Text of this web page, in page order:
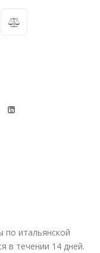
по итальянской
в течении 14 дней.